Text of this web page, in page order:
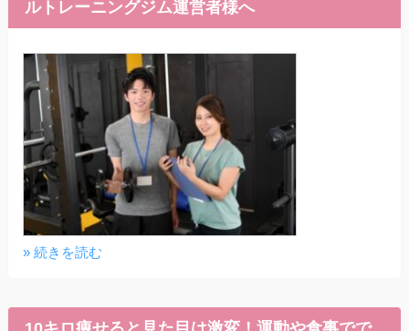
ルトレーニングジム運営者様へ
» 続きを読む